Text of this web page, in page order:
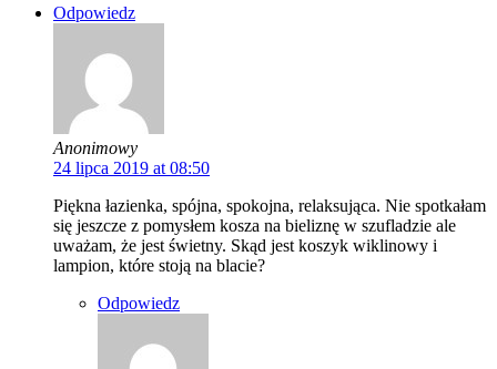
Odpowiedz
Anonimowy
24 lipca 2019 at 08:50
Piękna łazienka, spójna, spokojna, relaksująca. Nie spotkałam
się jeszcze z pomysłem kosza na bieliznę w szufladzie ale
uważam, że jest świetny. Skąd jest koszyk wiklinowy i
lampion, które stoją na blacie?
Odpowiedz